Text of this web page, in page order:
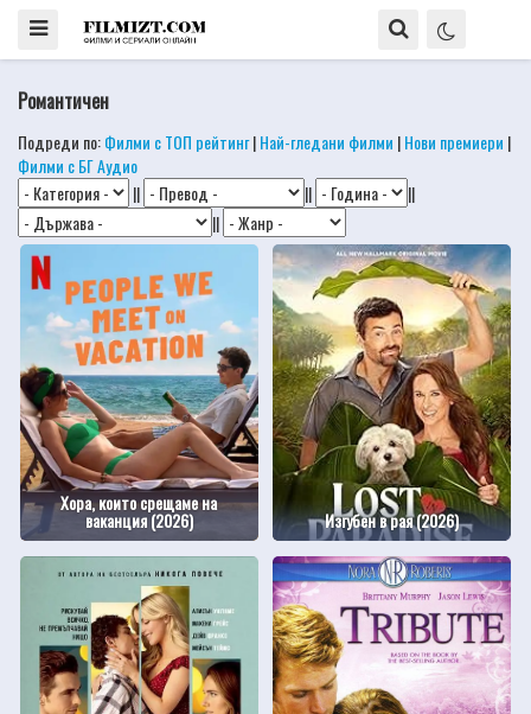
Романтичен
Подреди по:Филми с ТОП рейтинг|Най-гледани филми |Нови премиери |
Филми с БГ Аудио
||
||
||
||
Хора, които срещаме на
ваканция (2026) Изгубен в рая (2026)